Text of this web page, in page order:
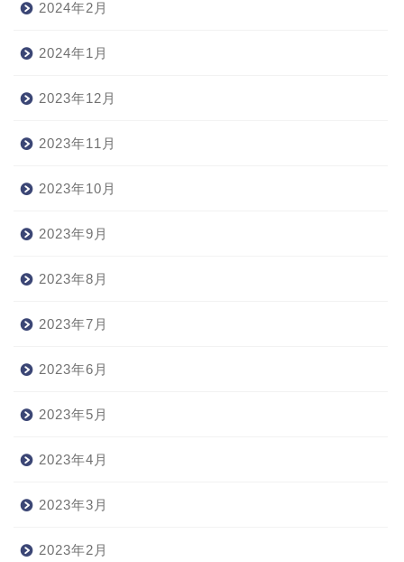
2024年2月
2024年1月
2023年12月
2023年11月
2023年10月
2023年9月
2023年8月
2023年7月
2023年6月
2023年5月
2023年4月
2023年3月
2023年2月